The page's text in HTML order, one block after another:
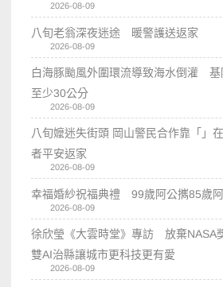
2026-08-09
八旬老翁深夜迷途 暖警護送返家
2026-08-09
白海豚颱風外圍環流導致海水倒灌 基
至少30公分
2026-08-09
八旬嬤迷失街頭 岡山警民合作靠「」
者平安返家
2026-08-09
幸福婚紗祝福典禮 99歲阿公𢹂85歲
2026-08-09
徐欣瑩《大雲時堂》專訪 放棄
雙AI治縣讓城市更科技更有愛
2026-08-09